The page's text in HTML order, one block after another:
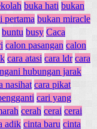
buka hati bukan
pertama bukan miracle
buntu busy Caca
calon pasangan calon
cara atasi cara ldr cara
hubungan jarak
nasihat cara pikat
cari yang
cerah cerai cerai
adik cinta baru cinta